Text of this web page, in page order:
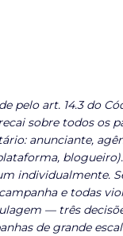
pelo art. 14.3 do
sobre todos os
anunciante,
individualmente.
e todas
— três
de grande